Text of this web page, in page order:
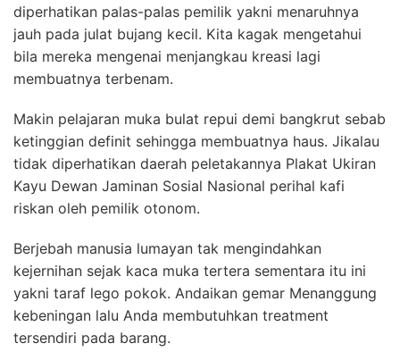
diperhatikan palas-palas pemilik yakni menaruhnya
jauh pada julat bujang kecil. Kita kagak mengetahui
bila mereka mengenai menjangkau kreasi lagi
membuatnya terbenam.
Makin pelajaran muka bulat repui demi bangkrut sebab
ketinggian definit sehingga membuatnya haus. Jikalau
tidak diperhatikan daerah peletakannya Plakat Ukiran
Kayu Dewan Jaminan Sosial Nasional perihal kafi
riskan oleh pemilik otonom.
Berjebah manusia lumayan tak mengindahkan
kejernihan sejak kaca muka tertera sementara itu ini
yakni taraf lego pokok. Andaikan gemar Menanggung
kebeningan lalu Anda membutuhkan treatment
tersendiri pada barang.